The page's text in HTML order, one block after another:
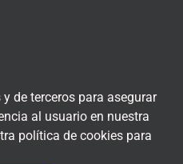
de terceros para asegurar
al usuario en nuestra
política de cookies para